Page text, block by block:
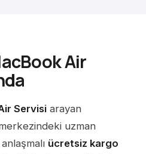
Air
Servisi arayan
uzman
ücretsiz kargo